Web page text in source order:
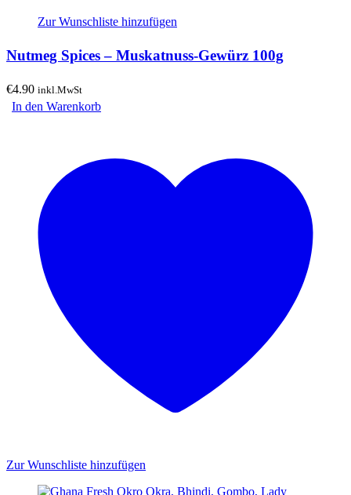
Zur Wunschliste hinzufügen
Nutmeg Spices – Muskatnuss-Gewürz 100g
€4.90 inkl.MwSt
In den Warenkorb
Zur Wunschliste hinzufügen